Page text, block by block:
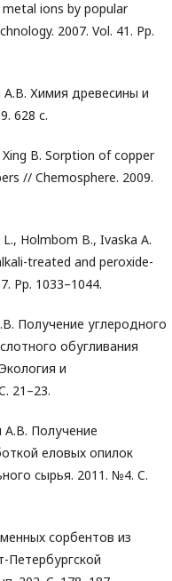
ions by popular
2007. Vol. 41. Pp.
Химия древесины и
628 с.
Xing B. Sorption of copper
// Chemosphere. 2009.
Holmbom B., Ivaska A.
treated and peroxide-
Pp. 1033–1044.
Получение углеродного
обугливания
и
21–23.
Получение
еловых опилок
сырья. 2011. №4. C.
сорбентов из
Петербургской